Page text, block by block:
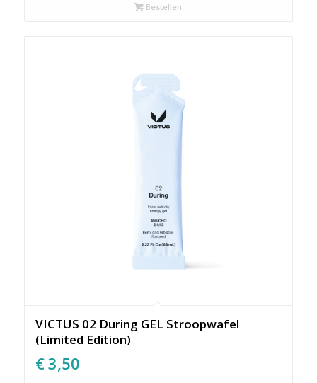
Bestellen
VICTUS 02 During GEL Stroopwafel
(Limited Edition)
€3,50